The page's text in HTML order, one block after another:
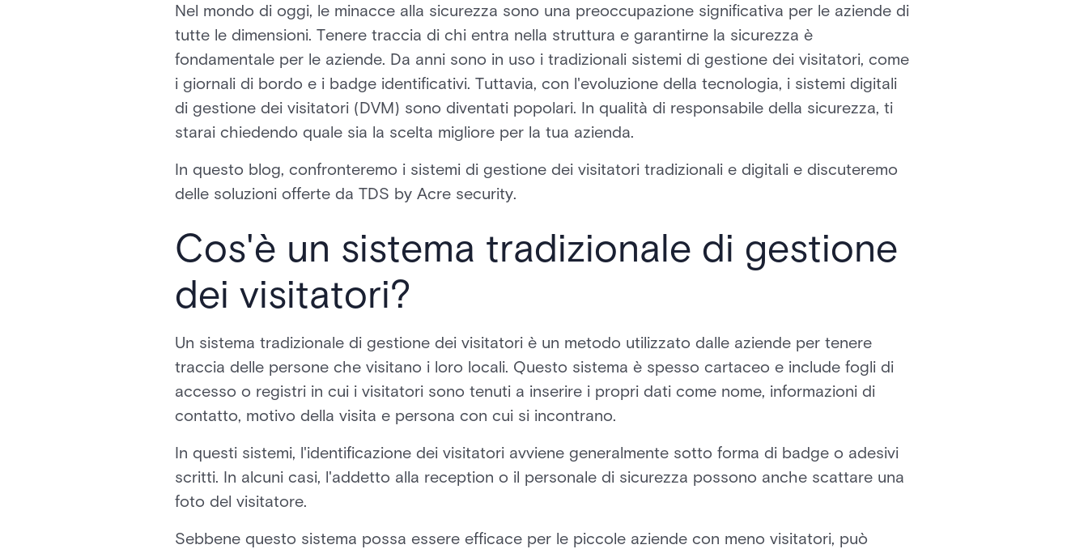
Nel mondo di oggi, le minacce alla sicurezza sono una preoccupazione significativa per le aziende di
tutte le dimensioni. Tenere traccia di chi entra nella struttura e garantirne la sicurezza è
fondamentale per le aziende. Da anni sono in uso i tradizionali sistemi di gestione dei visitatori, come
i giornali di bordo e i badge identificativi. Tuttavia, con l'evoluzione della tecnologia, i sistemi digitali
di gestione dei visitatori (DVM) sono diventati popolari. In qualità di responsabile della sicurezza, ti
starai chiedendo quale sia la scelta migliore per la tua azienda.
In questo blog, confronteremo i sistemi di gestione dei visitatori tradizionali e digitali e discuteremo
delle soluzioni offerte da TDS by Acre security.
Cos'è un sistema tradizionale di gestione
dei visitatori?
Un sistema tradizionale di gestione dei visitatori è un metodo utilizzato dalle aziende per tenere
traccia delle persone che visitano i loro locali. Questo sistema è spesso cartaceo e include fogli di
accesso o registri in cui i visitatori sono tenuti a inserire i propri dati come nome, informazioni di
contatto, motivo della visita e persona con cui si incontrano.
In questi sistemi, l'identificazione dei visitatori avviene generalmente sotto forma di badge o adesivi
scritti. In alcuni casi, l'addetto alla reception o il personale di sicurezza possono anche scattare una
foto del visitatore.
Sebbene questo sistema possa essere efficace per le piccole aziende con meno visitatori, può